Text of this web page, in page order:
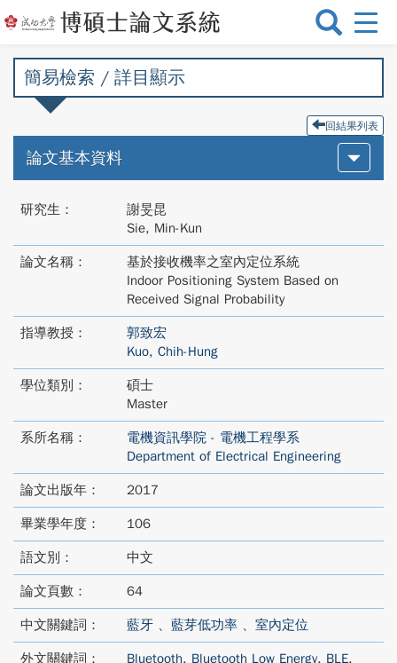
選
切
簡易檢索 / 詳目顯示
回結果列表
論文基本資料
研究生：
謝旻昆
Sie, Min-Kun
論文名稱：
基於接收機率之室內定位系統
Indoor Positioning System Based on
Received Signal Probability
指導教授：
郭致宏
Kuo, Chih-Hung
學位類別：
碩士
Master
系所名稱：
電機資訊學院 - 電機工程學系
Department of Electrical Engineering
論文出版年： 2017
畢業學年度： 106
語文別： 中文
論文頁數： 64
中文關鍵詞： 藍牙 、 藍芽低功率 、 室內定位
外文關鍵詞： Bluetooth, Bluetooth Low Energy, BLE,